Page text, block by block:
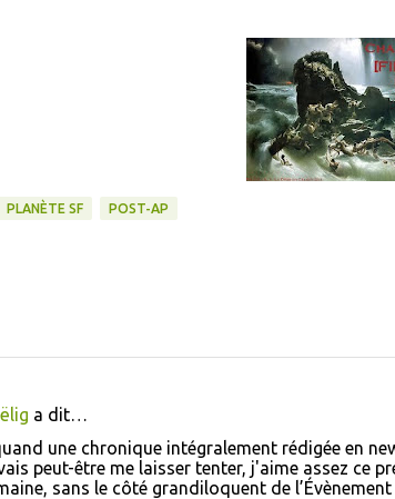
PLANÈTE SF POST-AP
a dit…
une chronique intégralement rédigée en
peut-être me laisser tenter, j'aime assez ce
sans le côté grandiloquent de